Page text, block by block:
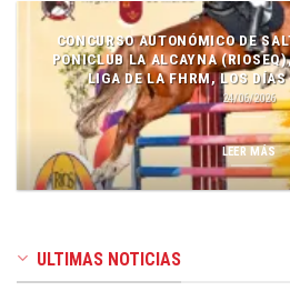
CONCURSO AUTONÓMICO DE
PONICLUB LA ALCAYNA
LIGA DE LA FHRM, LOS
24/06/2026
LEER MÁS
ULTIMAS NOTICIAS